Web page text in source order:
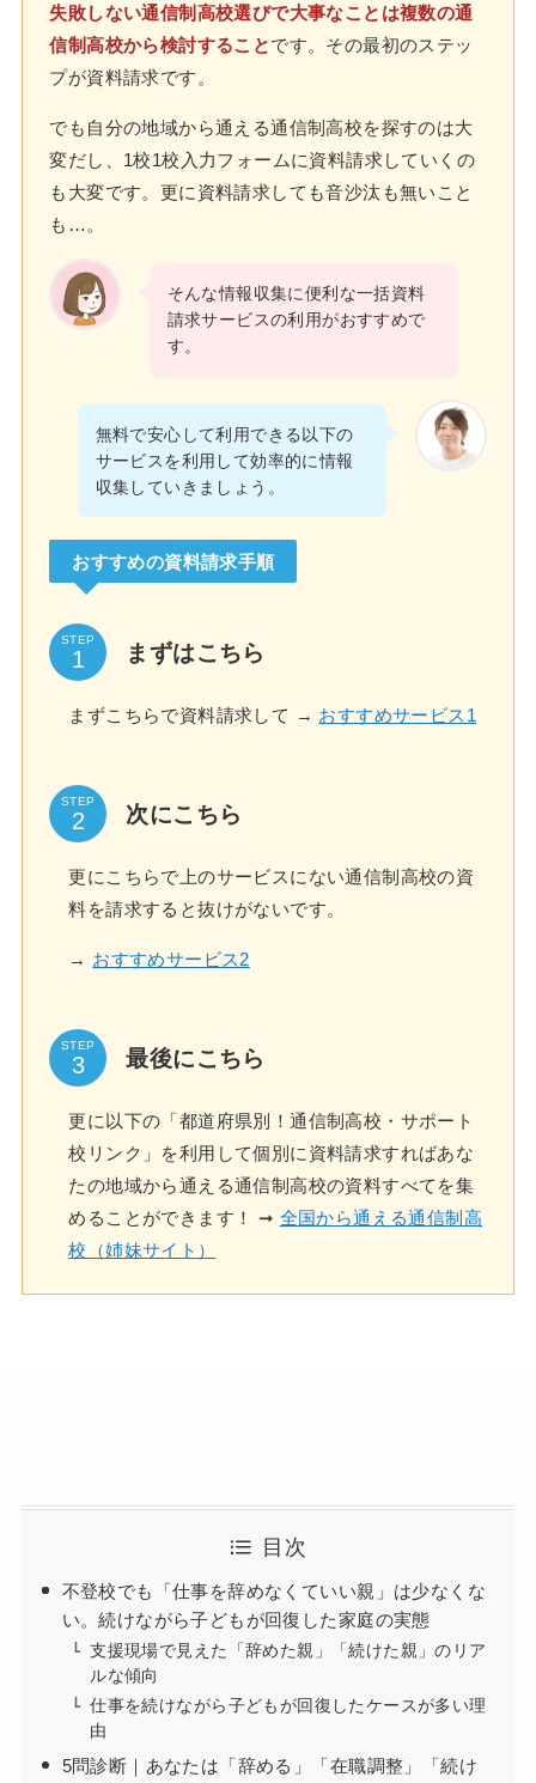
失敗しない通信制高校選びで大事なことは複数の通
信制高校から検討することです。その最初のステッ
プが資料請求です。
でも自分の地域から通える通信制高校を探すのは大
変だし、1校1校入力フォームに資料請求していくの
も大変です。更に資料請求しても音沙汰も無いこと
も…。
そんな情報収集に便利な一括資料
請求サービスの利用がおすすめで
す。
無料で安心して利用できる以下の
サービスを利用して効率的に情報
収集していきましょう。
おすすめの資料請求手順
STEP
まずはこちら
まずこちらで資料請求して → おすすめサービス1
STEP
次にこちら
更にこちらで上のサービスにない通信制高校の資
料を請求すると抜けがないです。
→ おすすめサービス2
STEP
最後にこちら
更に以下の「都道府県別！通信制高校・サポート
校リンク」を利用して個別に資料請求すればあな
たの地域から通える通信制高校の資料すべてを集
めることができます！ ➞ 全国から通える通信制高
校（姉妹サイト）
目次
不登校でも「仕事を辞めなくていい親」は少なくな
い。続けながら子どもが回復した家庭の実態
支援現場で見えた「辞めた親」「続けた親」のリア
ルな傾向
仕事を続けながら子どもが回復したケースが多い理
由
5問診断｜あなたは「辞める」「在職調整」「続け